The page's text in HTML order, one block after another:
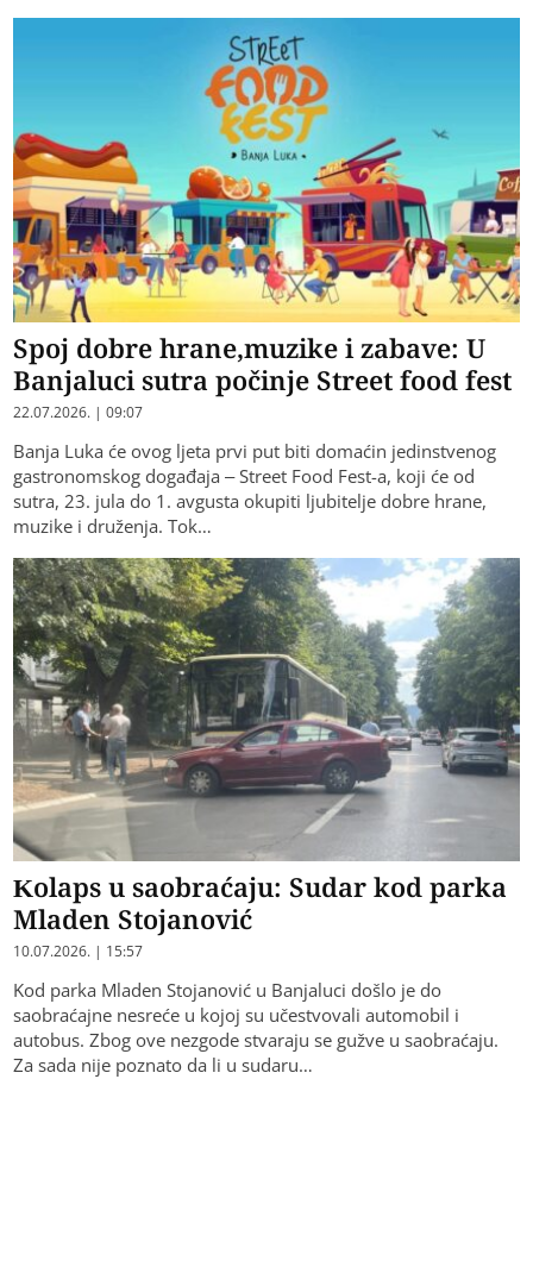
Spoj dobre hrane,muzike i zabave: U
Banjaluci sutra počinje Street food fest
22.07.2026. | 09:07
Banja Luka će ovog ljeta prvi put biti domaćin jedinstvenog
gastronomskog događaja – Street Food Fest-a, koji će od
sutra, 23. jula do 1. avgusta okupiti ljubitelje dobre hrane,
muzike i druženja. Tok…
Kolaps u saobraćaju: Sudar kod parka
Mladen Stojanović
10.07.2026. | 15:57
Kod parka Mladen Stojanović u Banjaluci došlo je do
saobraćajne nesreće u kojoj su učestvovali automobil i
autobus. Zbog ove nezgode stvaraju se gužve u saobraćaju.
Za sada nije poznato da li u sudaru…